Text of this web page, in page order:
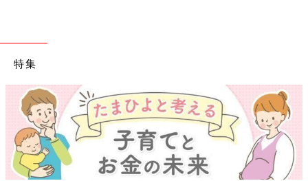
特集